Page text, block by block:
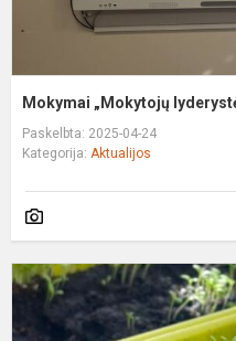
Mokymai „Mokytojų
Paskelbta: 2025-04-24
Kategorija: Aktualijos